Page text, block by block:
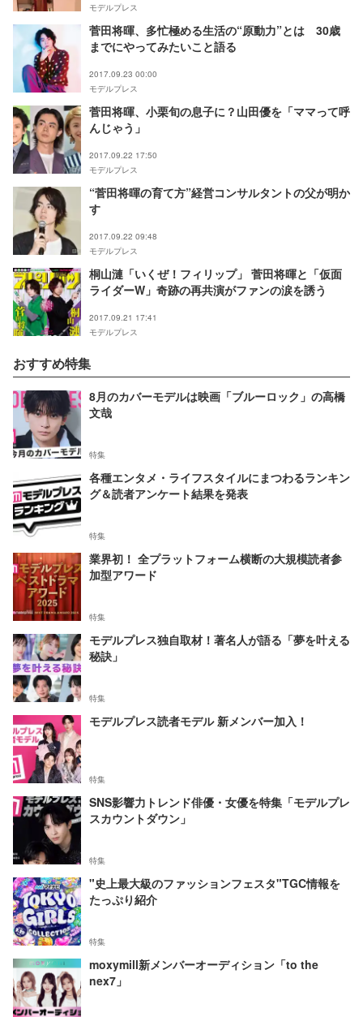
モデルプレス
菅田将暉、多忙極める生活の“原動力”とは 30歳
までにやってみたいこと語る
2017.09.23 00:00
モデルプレス
菅田将暉、小栗旬の息子に？山田優を「ママって呼
んじゃう」
2017.09.22 17:50
モデルプレス
“菅田将暉の育て方”経営コンサルタントの父が明か
す
2017.09.22 09:48
モデルプレス
桐山漣「いくぜ！フィリップ」 菅田将暉と「仮面
ライダーW」奇跡の再共演がファンの涙を誘う
2017.09.21 17:41
モデルプレス
おすすめ特集
8月のカバーモデルは映画「ブルーロック」の高橋
文哉
特集
各種エンタメ・ライフスタイルにまつわるランキン
グ＆読者アンケート結果を発表
特集
業界初！ 全プラットフォーム横断の大規模読者参
加型アワード
特集
モデルプレス独自取材！著名人が語る「夢を叶える
秘訣」
特集
モデルプレス読者モデル 新メンバー加入！
特集
SNS影響力トレンド俳優・女優を特集「モデルプレ
スカウントダウン」
特集
"史上最大級のファッションフェスタ"TGC情報を
たっぷり紹介
特集
moxymill新メンバーオーディション「to the
nex7」